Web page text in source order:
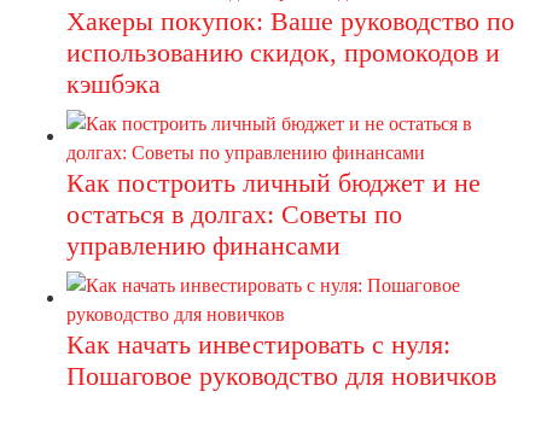
Хакеры покупок: Ваше руководство по
использованию скидок, промокодов и
кэшбэка
Как построить личный бюджет и не
остаться в долгах: Советы по
управлению финансами
Как начать инвестировать с нуля:
Пошаговое руководство для новичков